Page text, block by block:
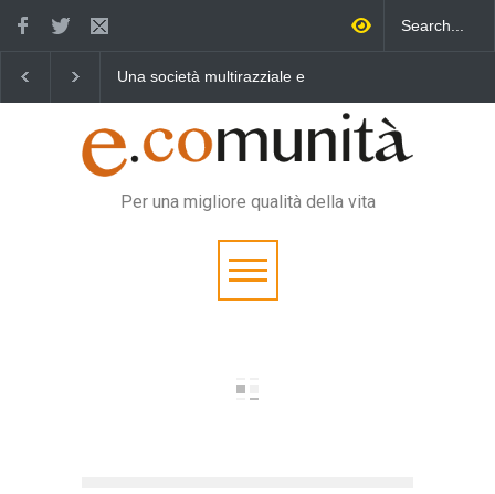
società multirazziale e
Benedetta primavera,
Per una migliore qualità della vita